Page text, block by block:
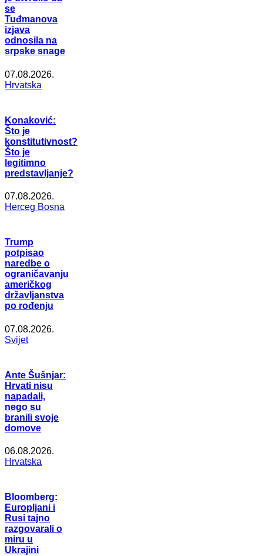
se
Tuđmanova
izjava
odnosila na
srpske snage
07.08.2026.
Hrvatska
Konaković:
Što je
konstitutivnost?
Što je
legitimno
predstavljanje?
07.08.2026.
Herceg Bosna
Trump
potpisao
naredbe o
ograničavanju
američkog
državljanstva
po rođenju
07.08.2026.
Svijet
Ante Šušnjar:
Hrvati nisu
napadali,
nego su
branili svoje
domove
06.08.2026.
Hrvatska
Bloomberg:
Europljani i
Rusi tajno
razgovarali o
miru u
Ukrajini